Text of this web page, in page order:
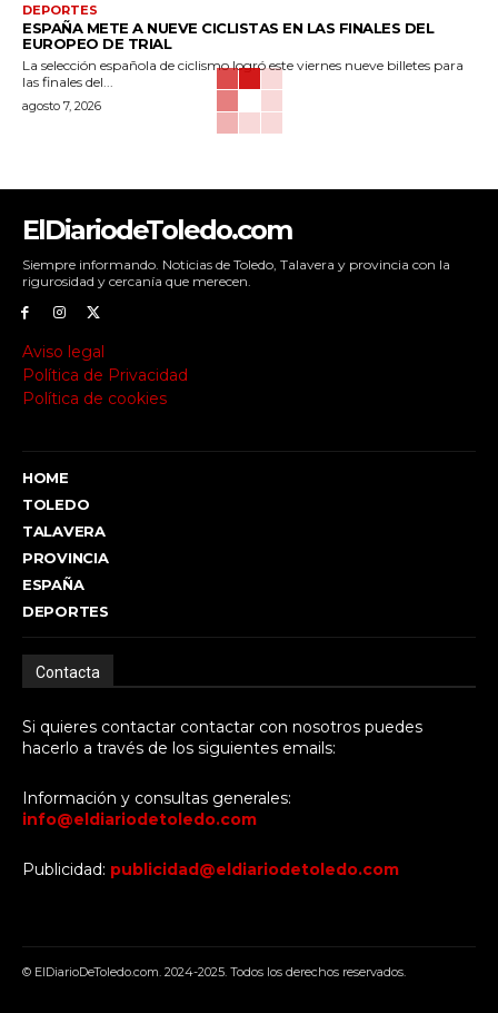
DEPORTES
ESPAÑA METE A NUEVE CICLISTAS EN LAS FINALES DEL
EUROPEO DE TRIAL
La selección española de ciclismo logró este viernes nueve billetes para
las finales del...
agosto 7, 2026
ElDiariodeToledo.com
Siempre informando. Noticias de Toledo, Talavera y provincia con la
rigurosidad y cercanía que merecen.
Aviso legal
Política de Privacidad
Política de cookies
HOME
TOLEDO
TALAVERA
PROVINCIA
ESPAÑA
DEPORTES
Contacta
Si quieres contactar contactar con nosotros puedes
hacerlo a través de los siguientes emails:
Información y consultas generales:
info@eldiariodetoledo.com
Publicidad: publicidad@eldiariodetoledo.com
© ElDiarioDeToledo.com. 2024-2025. Todos los derechos reservados.